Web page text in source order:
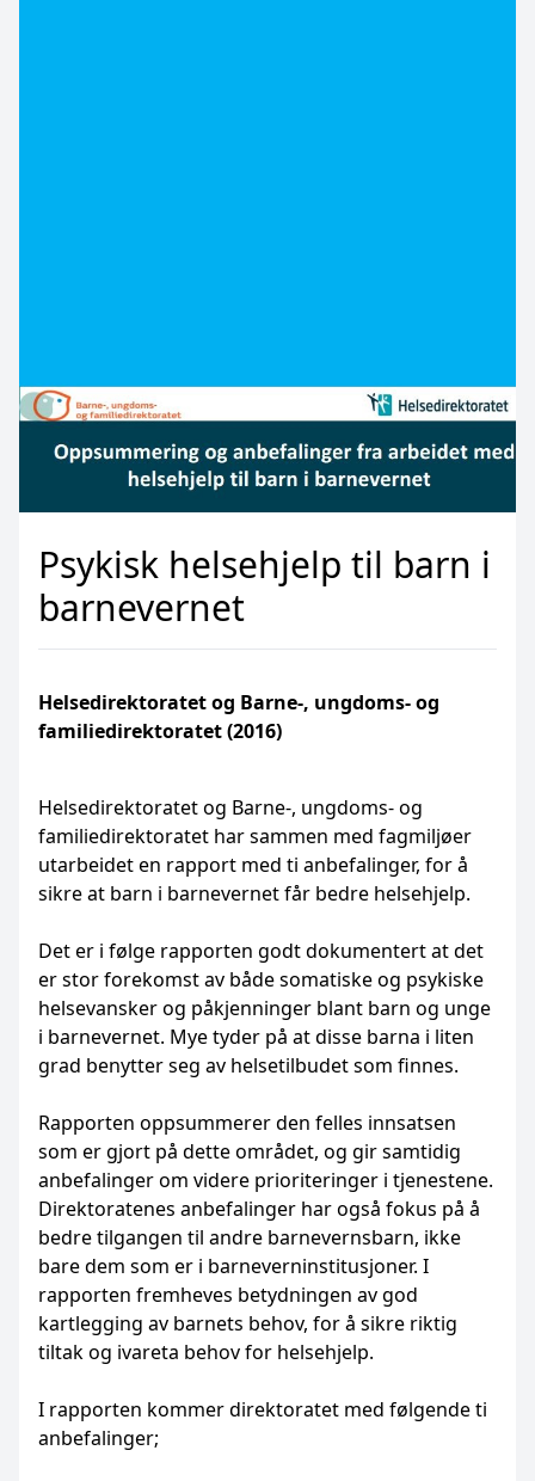
Psykisk helsehjelp til barn i
barnevernet
Helsedirektoratet og Barne-, ungdoms- og
familiedirektoratet (2016)
Helsedirektoratet og Barne-, ungdoms- og
familiedirektoratet har sammen med fagmiljøer
utarbeidet en rapport med ti anbefalinger, for å
sikre at barn i barnevernet får bedre helsehjelp.
Det er i følge rapporten godt dokumentert at det
er stor forekomst av både somatiske og psykiske
helsevansker og påkjenninger blant barn og unge
i barnevernet. Mye tyder på at disse barna i liten
grad benytter seg av helsetilbudet som finnes.
Rapporten oppsummerer den felles innsatsen
som er gjort på dette området, og gir samtidig
anbefalinger om videre prioriteringer i tjenestene.
Direktoratenes anbefalinger har også fokus på å
bedre tilgangen til andre barnevernsbarn, ikke
bare dem som er i barneverninstitusjoner. I
rapporten fremheves betydningen av god
kartlegging av barnets behov, for å sikre riktig
tiltak og ivareta behov for helsehjelp.
I rapporten kommer direktoratet med følgende ti
anbefalinger;